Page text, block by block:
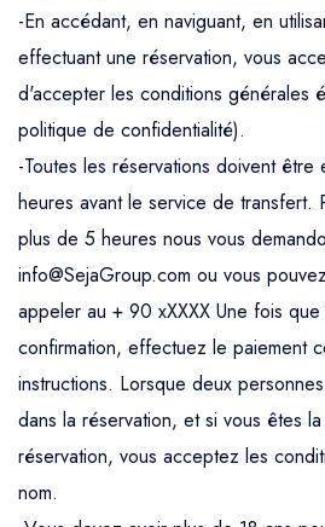
-En accédant, en naviguant, en
effectuant une réservation, vous
d'accepter les conditions générales
politique de confidentialité).
-Toutes les réservations doivent
heures avant le service de transfert.
plus de 5 heures nous vous
info@SejaGroup.com ou vous
appeler au + 90 xXXXX Une fois
confirmation, effectuez le paiement
instructions. Lorsque deux
dans la réservation, et si vous êtes
réservation, vous acceptez les
nom.